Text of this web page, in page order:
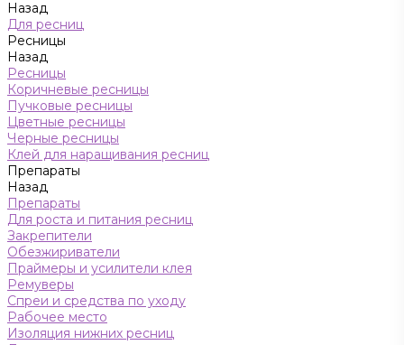
Назад
Для ресниц
Ресницы
Назад
Ресницы
Коричневые ресницы
Пучковые ресницы
Цветные ресницы
Черные ресницы
Клей для наращивания ресниц
Препараты
Назад
Препараты
Для роста и питания ресниц
Закрепители
Обезжириватели
Праймеры и усилители клея
Ремуверы
Спреи и средства по уходу
Рабочее место
Изоляция нижних ресниц